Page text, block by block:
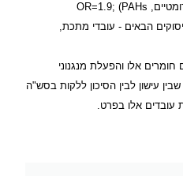
PAHs)
OR=1.9;
הבאים - עובדי מתכת,
אלו והפעלת מנגנוני
עישון לבין הסיכון ללקות בסש"ה
עובדים אלו בפרט.